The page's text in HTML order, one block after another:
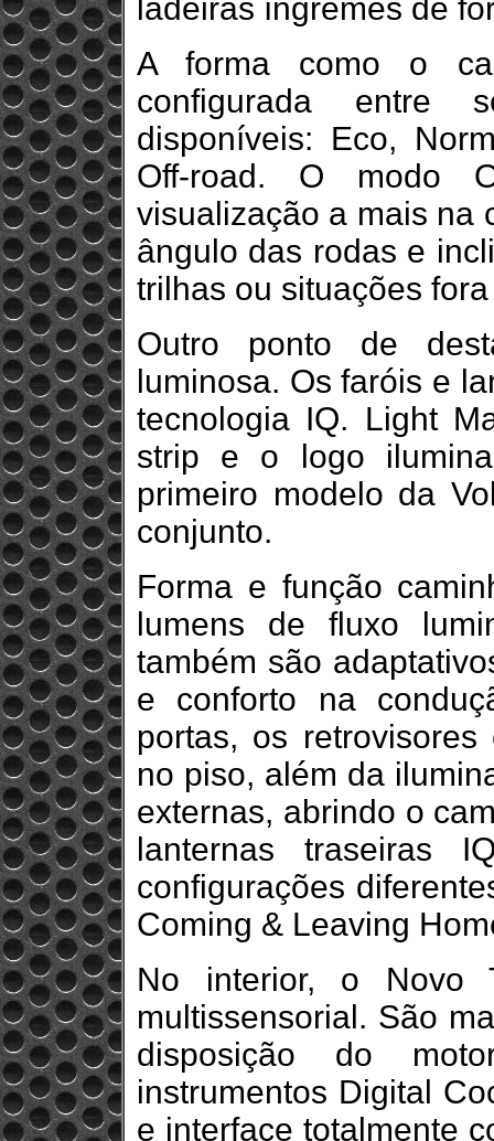
ladeiras íngremes de
A forma como o
configurada entre
disponíveis: Eco,
Off-road. O modo
visualização a mais na
ângulo das rodas e
trilhas ou situações
Outro ponto de
luminosa. Os faróis e
tecnologia IQ. Light
strip e o logo
primeiro modelo da
conjunto.
Forma e função
lumens de fluxo
também são
e conforto na
portas, os
no piso, além da
externas, abrindo o
lanternas traseiras
configurações
Coming & Leaving
No interior, o Novo
multissensorial. São
disposição do
instrumentos Digital
e interface totalmente